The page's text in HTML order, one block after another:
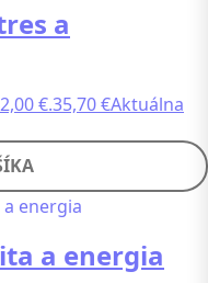
a
€.35,70€Aktuálna
a energia